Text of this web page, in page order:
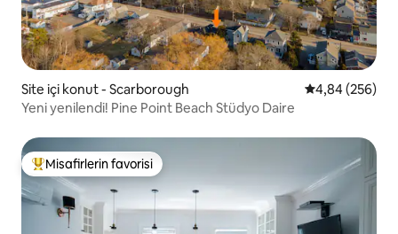
Site içi konut - Scarborough 5 üzerinden
4,84 (256)
Yeni yenilendi! Pine Point Beach Stüdyo Daire
Misafirlerin favorilerinden en beğenilenler arasında
Misafirlerin favorisi